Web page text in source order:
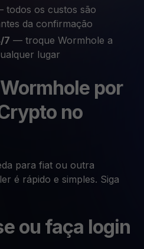
todos os custos são
da confirmação
7 — troque Wormhole a
lugar
por
no
para fiat ou outra
é rápido e simples. Siga
ou faça login